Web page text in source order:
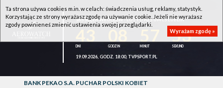
1KS ŚLĘZA WROCŁAW - LOTTO AZS UMCS LUBLIN
52
19.09.2026, GODZ. 18:00, TVPSPORT.PL
BANK PEKAO S.A. PUCHAR POLSKI KOBIET
Ta strona używa cookies m.in. w celach: świadczenia usług, reklamy, statystyk.
Korzystając ze strony wyrażasz zgodę na używanie cookie. Jeżeli nie wyrażasz
zgody powinieneś zmienić ustawienia swojej przeglądarki.
Wyrażam zgodę »